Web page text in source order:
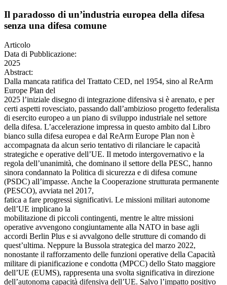
Il paradosso di un’industria europea della difesa
senza una difesa comune
Articolo
Data di Pubblicazione:
2025
Abstract:
Dalla mancata ratifica del Trattato CED, nel 1954, sino al ReArm
Europe Plan del
2025 l’iniziale disegno di integrazione difensiva si è arenato, e per
certi aspetti rovesciato, passando dall’ambizioso progetto federalista
di esercito europeo a un piano di sviluppo industriale nel settore
della difesa. L’accelerazione impressa in questo ambito dal Libro
bianco sulla difesa europea e dal ReArm Europe Plan non è
accompagnata da alcun serio tentativo di rilanciare le capacità
strategiche e operative dell’UE. Il metodo intergovernativo e la
regola dell’unanimità, che dominano il settore della PESC, hanno
sinora condannato la Politica di sicurezza e di difesa comune
(PSDC) all’impasse. Anche la Cooperazione strutturata permanente
(PESCO), avviata nel 2017,
fatica a fare progressi significativi. Le missioni militari autonome
dell’UE implicano la
mobilitazione di piccoli contingenti, mentre le altre missioni
operative avvengono congiuntamente alla NATO in base agli
accordi Berlin Plus e si avvalgono delle strutture di comando di
quest’ultima. Neppure la Bussola strategica del marzo 2022,
nonostante il rafforzamento delle funzioni operative della Capacità
militare di pianificazione e condotta (MPCC) dello Stato maggiore
dell’UE (EUMS), rappresenta una svolta significativa in direzione
dell’autonoma capacità difensiva dell’UE. Salvo l’impatto positivo